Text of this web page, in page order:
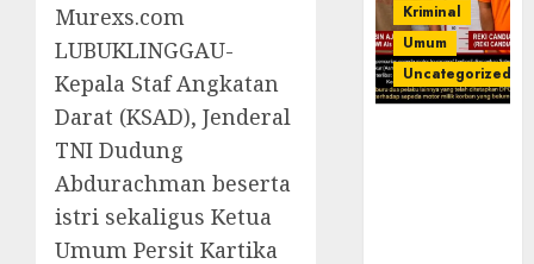
Murexs.com
LUBUKLINGGAU-
Kepala Staf Angkatan
Darat (KSAD), Jenderal
TNI Dudung
Abdurachman beserta
istri sekaligus Ketua
Umum Persit Kartika
Kriminal
Umum
Uncategorized